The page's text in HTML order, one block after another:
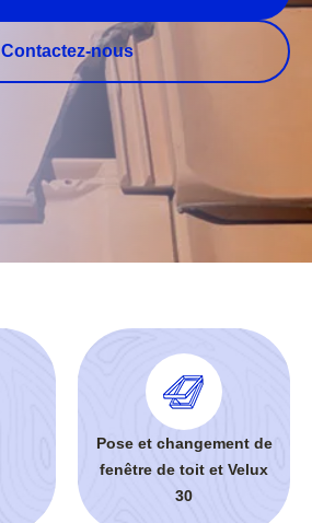
Contactez-nous
Pose et changement de
fenêtre de toit et Velux
30